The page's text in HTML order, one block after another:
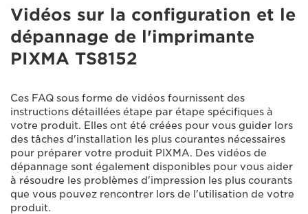
entre
les
Canon
Assistance produits clients
Vidéos sur la configuration et le
dépannage de l'imprimante
PIXMA TS8152
Ces FAQ sous forme de vidéos fournissent des
instructions détaillées étape par étape spécifiques à
votre produit. Elles ont été créées pour vous guider lors
des tâches d'installation les plus courantes nécessaires
pour préparer votre produit PIXMA. Des vidéos de
dépannage sont également disponibles pour vous aider
à résoudre les problèmes d'impression les plus courants
que vous pouvez rencontrer lors de l'utilisation de votre
produit.